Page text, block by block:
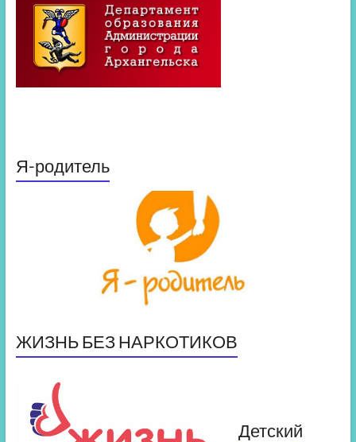
Я-родитель
ЖИЗНЬ БЕЗ НАРКОТИКОВ
Детский